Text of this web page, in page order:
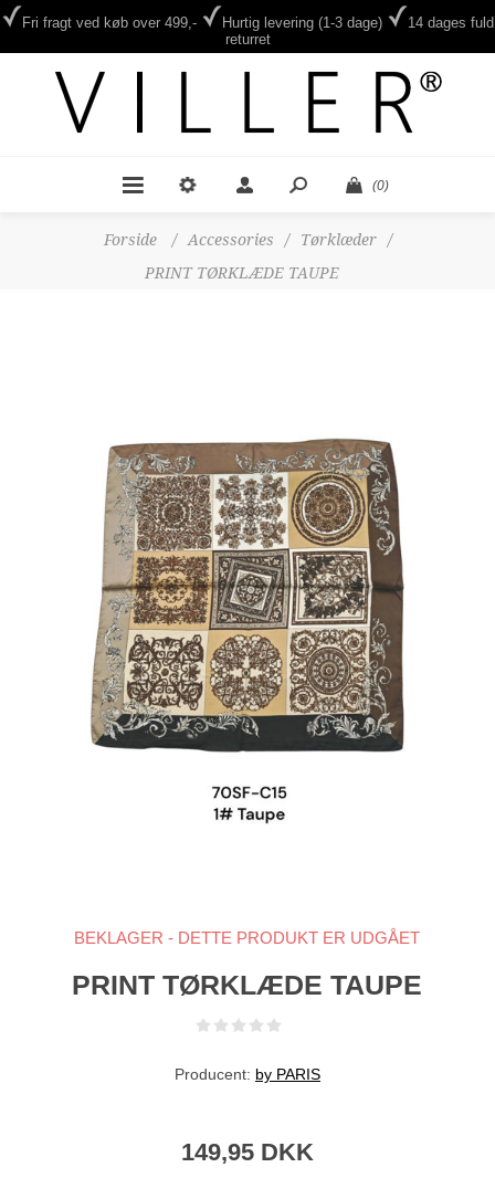
Fri fragt ved køb over 499,- Hurtig levering (1-3 dage)
14 dages fuld
returret
(0)
Forside / Accessories / Tørklæder
/
PRINT TØRKLÆDE TAUPE
BEKLAGER - DETTE PRODUKT ER UDGÅET
PRINT TØRKLÆDE TAUPE
Producent: by PARIS
149,95 DKK